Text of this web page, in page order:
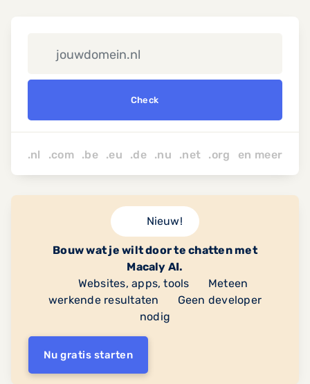
Check
.nl .com .be .eu .de .nu .net .org en meer
Nieuw!
Bouw wat je wilt door te chatten met
Macaly AI.
Websites, apps, tools
Meteen
werkende resultaten
Geen developer
nodig
Nu gratis starten